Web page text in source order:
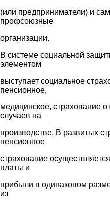
(или предприниматели) и
профсоюзные
организации.
В системе социальной
элементом
выступает социальное
пенсионное,
медицинское, страхование
случаев на
производстве. В развитых
пенсионное
страхование
платы и
прибыли в одинаковом
из